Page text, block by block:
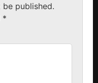
published.
*